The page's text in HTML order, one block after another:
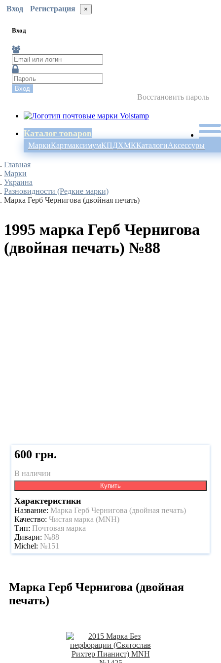
Вход Регистрация ×
Вход
Вход
Восстановить пароль
Каталог товаров
МаркиКартмаксимумКПДХМККаталогиАксессуры
Главная
Марки
Украина
Разновидности (Редкие марки)
Марка Герб Чернигова (двойная печать)
1995 марка Герб Чернигова
(двойная печать) №88
600 грн.
В наличии
Купить
Характеристики
Название: Марка Герб Чернигова (двойная печать)
Качество: Чистая марка (MNH)
Тип: Почтовая марка
Дивари: №88
Michel: №151
Марка Герб Чернигова (двойная
печать)